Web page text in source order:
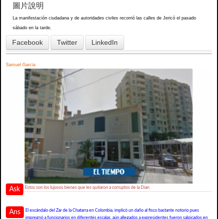
圖片說明
La manifestación ciudadana y de autoridades civiles recorrió las calles de Jericó el pasado
sábado en la tarde.
Facebook Twitter LinkedIn
Samuel Garcia
Ask Estos son los lujosos bienes que les quitaron a corruptos de la Dian
Ans
El escándalo del Zar de la Chatarra en Colombia, implicó un daño al fisco bastante notorio pues
impregnó a funcionarios en diferentes escalas, aún allegados a expresidentes fueron salpicados en